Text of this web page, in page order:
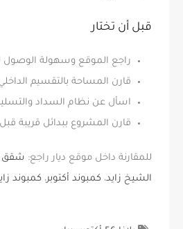
قبل أن تختار
راجع الموقع وسهولة الوصول
قارن المساحة بالتقسيم
اسأل عن نظام السداد
قارن المشروع ببدائل قريبة
للمقارنة داخل موقع ديار راجع: شقق
الشيخ زايد، كمبوند أكتوبر، كمبوند